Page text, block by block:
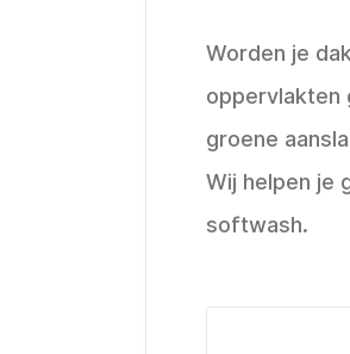
Worden je
oppervlakten
groene
Wij helpen je
softwash.